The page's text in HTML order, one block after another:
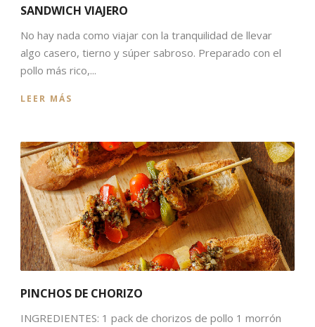
SANDWICH VIAJERO
No hay nada como viajar con la tranquilidad de llevar
algo casero, tierno y súper sabroso. Preparado con el
pollo más rico,...
LEER MÁS
PINCHOS DE CHORIZO
INGREDIENTES: 1 pack de chorizos de pollo 1 morrón